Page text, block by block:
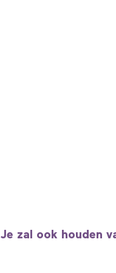
Je zal ook houden